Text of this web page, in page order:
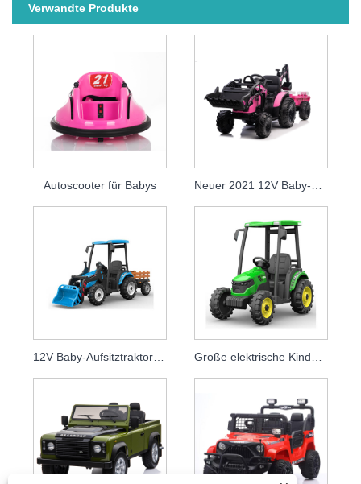
Verwandte Produkte
Autoscooter für Babys
12V Baby-Aufsitztraktor-Elektrobagger